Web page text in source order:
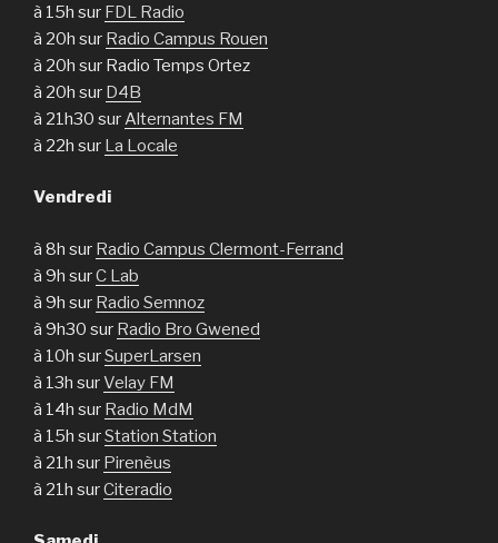
à 15h sur FDL Radio
à 20h sur Radio Campus Rouen
à 20h sur Radio Temps Ortez
à 20h sur D4B
à 21h30 surAlternantes FM
à 22h sur La Locale
Vendredi
à 8h sur Radio Campus Clermont-Ferrand
à 9h surC Lab
à 9h sur Radio Semnoz
à 9h30 sur Radio Bro Gwened
à 10h surSuperLarsen
à 13h surVelay FM
à 14h sur Radio MdM
à 15h surStation Station
à 21h sur Pirenèus
à 21h surCiteradio